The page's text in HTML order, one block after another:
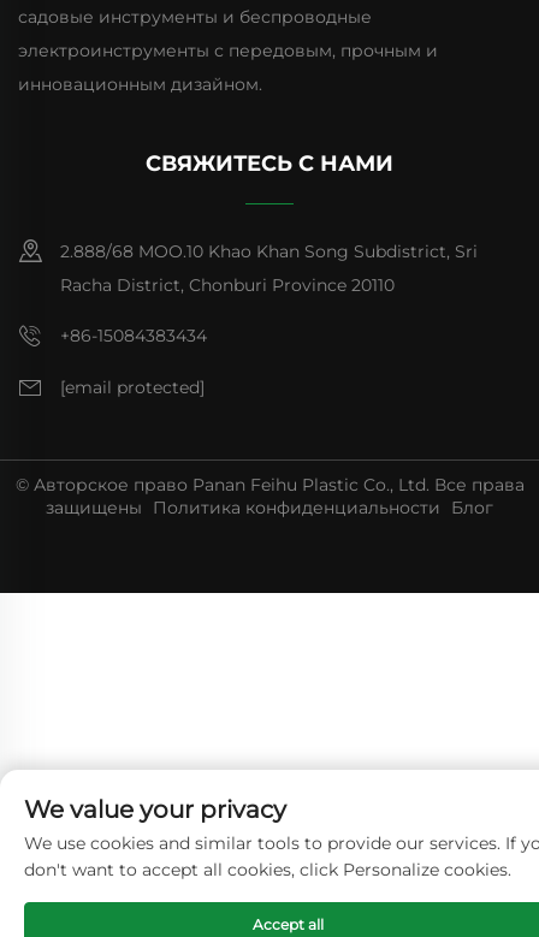
садовые инструменты и беспроводные
электроинструменты с передовым, прочным и
инновационным дизайном.
СВЯЖИТЕСЬ С НАМИ
2.888/68 MOO.10 Khao Khan Song Subdistrict, Sri
Racha District, Chonburi Province 20110
+86-15084383434
[email protected]
© Авторское право Panan Feihu Plastic Co., Ltd. Все права
защищены
Политика конфиденциальности Блог
We value your privacy
We use cookies and similar tools to provide our services. If
don't want to accept all cookies, click Personalize cookies.
Accept all